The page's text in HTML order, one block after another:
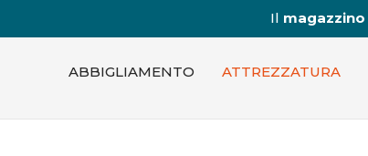
Il magazzino
ABBIGLIAMENTO ATTREZZATURA